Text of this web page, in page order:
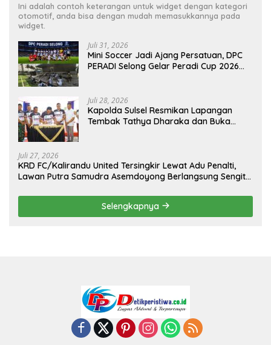
Ini adalah contoh keterangan untuk widget dengan kategori
otomotif, anda bisa dengan mudah memasukkannya pada
widget.
Juli 31, 2026
Mini Soccer Jadi Ajang Persatuan, DPC
PERADI Selong Gelar Peradi Cup 2026
Juli 28, 2026
Kapolda Sulsel Resmikan Lapangan
Tembak Tathya Dharaka dan Buka
Juli 27, 2026
KRD FC/Kalirandu United Tersingkir Lewat Adu Penalti,
Lawan Putra Samudra Asemdoyong Berlangsung Sengit
Selengkapnya